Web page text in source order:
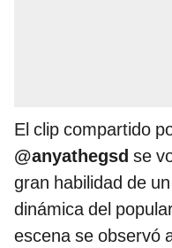
El clip compartido
@anyathegsd se
gran habilidad de
dinámica del
escena se observó